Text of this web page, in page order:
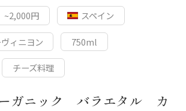
~2,000円 スペイン
ィニヨン 750ml
チーズ料理
ガニック バラエタル カ